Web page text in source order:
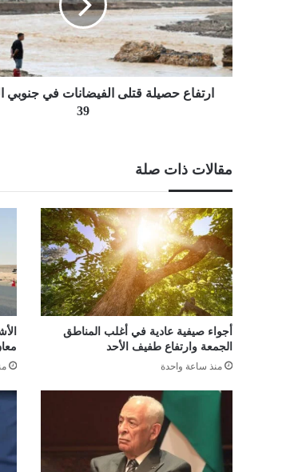
في
جنوبي
الصين
إلى
39
ارتفاع حصيلة قتلى الفيضانات في جنوبي
39
مقالات ذات صلة
أجواء صيفية عادية في أغلب المناطق
الجمعة وارتفاع طفيف الأحد
منذ ساعة واحدة
منذ